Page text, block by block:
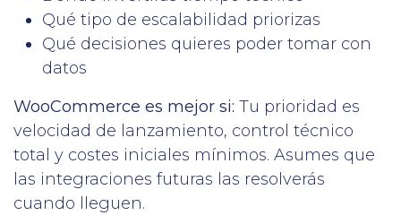
Qué tipo de escalabilidad priorizas
Qué decisiones quieres poder tomar con
datos
WooCommerce es mejor si: Tu prioridad es
velocidad de lanzamiento, control técnico
total y costes iniciales mínimos. Asumes que
las integraciones futuras las resolverás
cuando lleguen.